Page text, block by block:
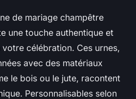
de mariage champêtre
une touche authentique et
votre célébration. Ces urnes,
avec des matériaux
le bois ou le jute, racontent
Personnalisables selon